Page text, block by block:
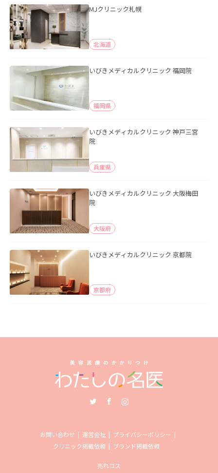
MJクリニック札幌
北海道
いびきメディカルクリニック 福岡院
福岡県
いびきメディカルクリニック 神戸三宮
院
兵庫県
いびきメディカルクリニック 大阪梅田
院
大阪府
いびきメディカルクリニック 京都院
京都府
お問い合わせ 運営会社
プライバシーポリシー
クリニック掲載依頼
ブランド掲載依頼
売れコス